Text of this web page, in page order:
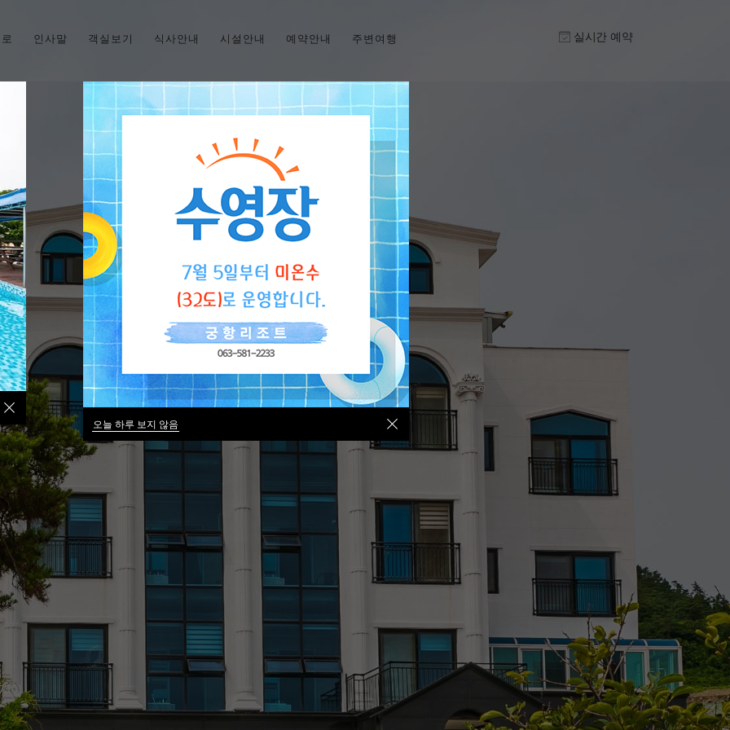
인사말 객실보기 식사안내 시설안내 예약안내 주변여행 실시간 예약
오늘 하루 보지 않음